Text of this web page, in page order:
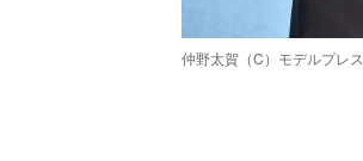
仲野太賀（C）モデルプレス